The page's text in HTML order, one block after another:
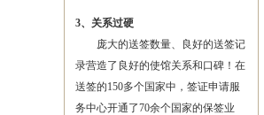
3、关系过硬
庞大的送签数量、良好的送签记
录营造了良好的使馆关系和口碑！在
送签的150多个国家中，签证申请服
务中心开通了70余个国家的保签业